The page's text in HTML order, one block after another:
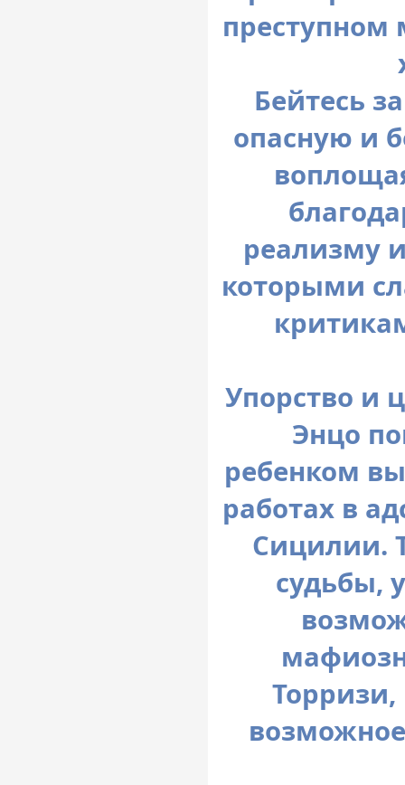
преступном
Бейтесь
опасную и
реализму
которыми
Упорство и
Энцо
ребенком
работах в
Сицилии.
судьбы,
Торризи,